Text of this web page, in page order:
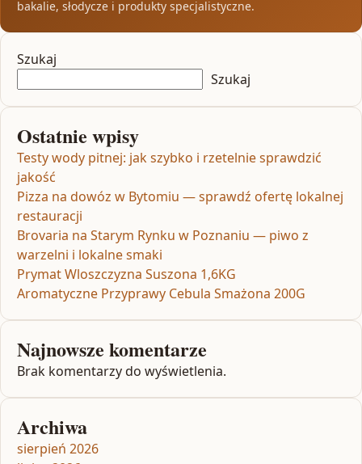
bakalie, słodycze i produkty specjalistyczne.
Szukaj
Szukaj
Ostatnie wpisy
Testy wody pitnej: jak szybko i rzetelnie sprawdzić
jakość
Pizza na dowóz w Bytomiu — sprawdź ofertę lokalnej
restauracji
Brovaria na Starym Rynku w Poznaniu — piwo z
warzelni i lokalne smaki
Prymat Wloszczyzna Suszona 1,6KG
Aromatyczne Przyprawy Cebula Smażona 200G
Najnowsze komentarze
Brak komentarzy do wyświetlenia.
Archiwa
sierpień 2026